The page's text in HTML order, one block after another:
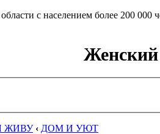
с населением более 200 000
ЖИВУ ‹ ДОМ И УЮТ